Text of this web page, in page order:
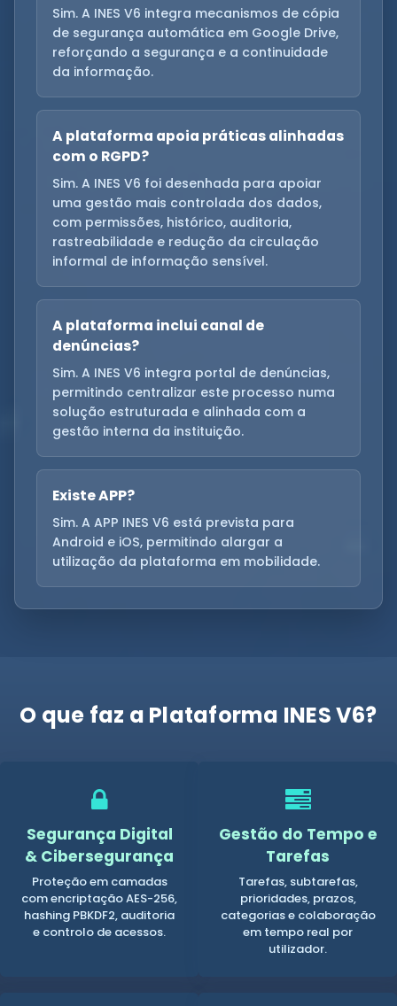
Sim. A INES V6 integra mecanismos de cópia
de segurança automática em Google Drive,
reforçando a segurança e a continuidade
da informação.
A plataforma apoia práticas alinhadas
com o RGPD?
Sim. A INES V6 foi desenhada para apoiar
uma gestão mais controlada dos dados,
com permissões, histórico, auditoria,
rastreabilidade e redução da circulação
informal de informação sensível.
A plataforma inclui canal de
denúncias?
Sim. A INES V6 integra portal de denúncias,
permitindo centralizar este processo numa
solução estruturada e alinhada com a
gestão interna da instituição.
Existe APP?
Sim. A APP INES V6 está prevista para
Android e iOS, permitindo alargar a
utilização da plataforma em mobilidade.
O que faz a Plataforma INES V6?
Segurança Digital
& Cibersegurança
Proteção em camadas
com encriptação AES-256,
hashing PBKDF2, auditoria
e controlo de acessos.
Gestão do Tempo e
Tarefas
Tarefas, subtarefas,
prioridades, prazos,
categorias e colaboração
em tempo real por
utilizador.